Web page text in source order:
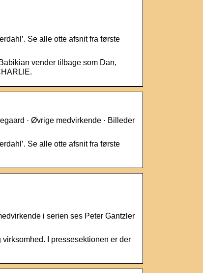
Se alle otte afsnit fra første
vender tilbage som Dan,
· Øvrige medvirkende · Billeder
Se alle otte afsnit fra første
i serien ses Peter Gantzler
I pressesektionen er der